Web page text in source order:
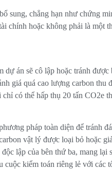
sung, chẳng hạn như chứng
chính hoặc không phải là một
án sẽ cô lập hoặc tránh
giá quá cao lượng carbon
có thể hấp thụ 20 tấn CO2e
pháp toàn diện để tránh
vật lý được loại bỏ hoặc
lập của bên thứ ba, mang
cuộc kiểm toán riêng lẻ với